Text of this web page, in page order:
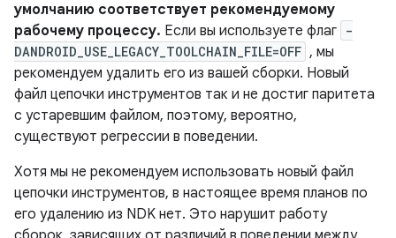
умолчанию соответствует рекомендуемому
рабочему процессу. Если вы используете флаг -
DANDROID_USE_LEGACY_TOOLCHAIN_FILE=OFF , мы
рекомендуем удалить его из вашей сборки. Новый
файл цепочки инструментов так и не достиг паритета
с устаревшим файлом, поэтому, вероятно,
существуют регрессии в поведении.
Хотя мы не рекомендуем использовать новый файл
цепочки инструментов, в настоящее время планов по
его удалению из NDK нет. Это нарушит работу